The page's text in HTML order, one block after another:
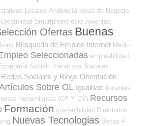
Locales Andalucía Ideas de Negocio
Creatividad Smartphone ocio Juventud
Ofertas Buenas
Búsqueda de Empleo Internet Medio
Seleccionadas empleabilidad
Social - Iniciativas Sociales
Redes Sociales y Blogs Orientación
Sobre OL Igualdad docentes
Herramientas (CP Y CV) Recursos
Formación sostenibilidad Directorios
Nuevas Tecnologias Becas F